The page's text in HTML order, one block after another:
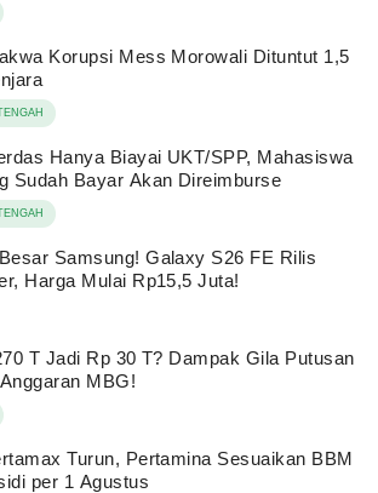
Korupsi Mess Morowali Dituntut 1,5
Hanya Biayai UKT/SPP, Mahasiswa
Sudah Bayar Akan Direimburse
Samsung! Galaxy S26 FE Rilis
Harga Mulai Rp15,5 Juta!
T Jadi Rp 30 T? Dampak Gila Putusan
MBG!
Turun, Pertamina Sesuaikan BBM
per 1 Agustus